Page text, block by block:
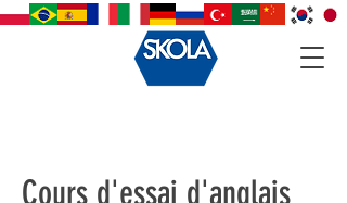
Cours d'essai d'anglais